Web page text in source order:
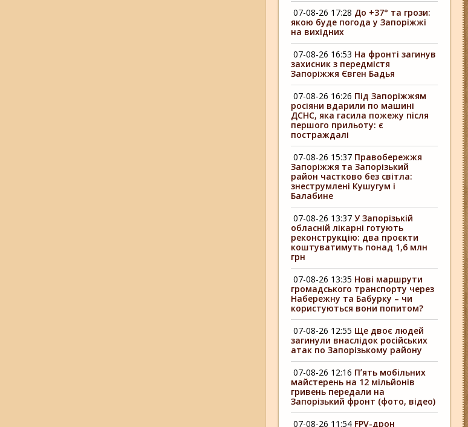
07-08-26 17:28 До +37° та грози:
якою буде погода у Запоріжжі
на вихідних
07-08-26 16:53 На фронті загинув
захисник з передмістя
Запоріжжя Євген Бадья
07-08-26 16:26 Під Запоріжжям
росіяни вдарили по машині
ДСНС, яка гасила пожежу після
першого прильоту: є
постраждалі
07-08-26 15:37 Правобережжя
Запоріжжя та Запорізький
район частково без світла:
знеструмлені Кушугум і
Балабине
07-08-26 13:37 У Запорізькій
обласній лікарні готують
реконструкцію: два проєкти
коштуватимуть понад 1,6 млн
грн
07-08-26 13:35 Нові маршрути
громадського транспорту через
Набережну та Бабурку – чи
користуються вони попитом?
07-08-26 12:55 Ще двоє людей
загинули внаслідок російських
атак по Запорізькому району
07-08-26 12:16 Пʼять мобільних
майстерень на 12 мільйонів
гривень передали на
Запорізький фронт (фото, відео)
07-08-26 11:54 FPV-дрон